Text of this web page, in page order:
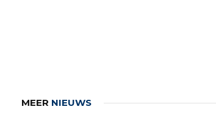
MEER NIEUWS